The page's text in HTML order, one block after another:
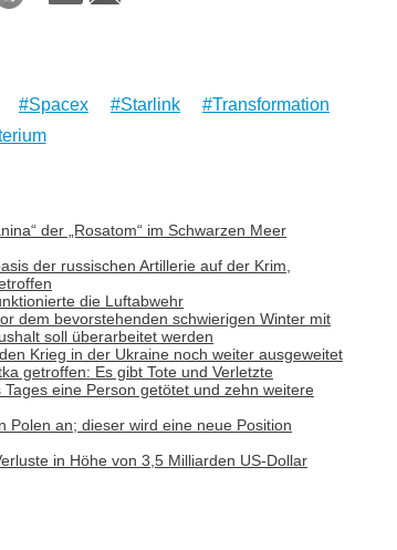
Spacex Starlink
Transformation
der „Rosatom“ im Schwarzen Meer
der russischen Artillerie auf der Krim,
die Luftabwehr
dem bevorstehenden schwierigen Winter mit
soll überarbeitet werden
Krieg in der Ukraine noch weiter ausgeweitet
getroffen: Es gibt Tote und Verletzte
eine Person getötet und zehn weitere
Polen an; dieser wird eine neue Position
in Höhe von 3,5 Milliarden US-Dollar